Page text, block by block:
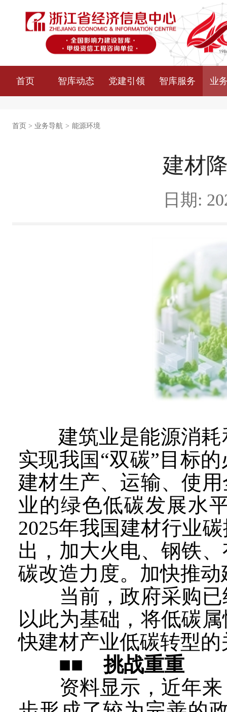
首页 智库动态 党建引领 智库服务 业
首页 > 业务导航 > 能源环境
建材
日期:
建筑业是能源消
实现我国“双碳”目标
建材生产、运输、使
业的绿色低碳发展水
2025年我国建材行业
出，加大火电、钢铁
碳改造力度。加快推
当前，政府采购已
以此为基础，将低碳
快建材产业低碳转型
■■ 挑战重重
资料显示，近年来